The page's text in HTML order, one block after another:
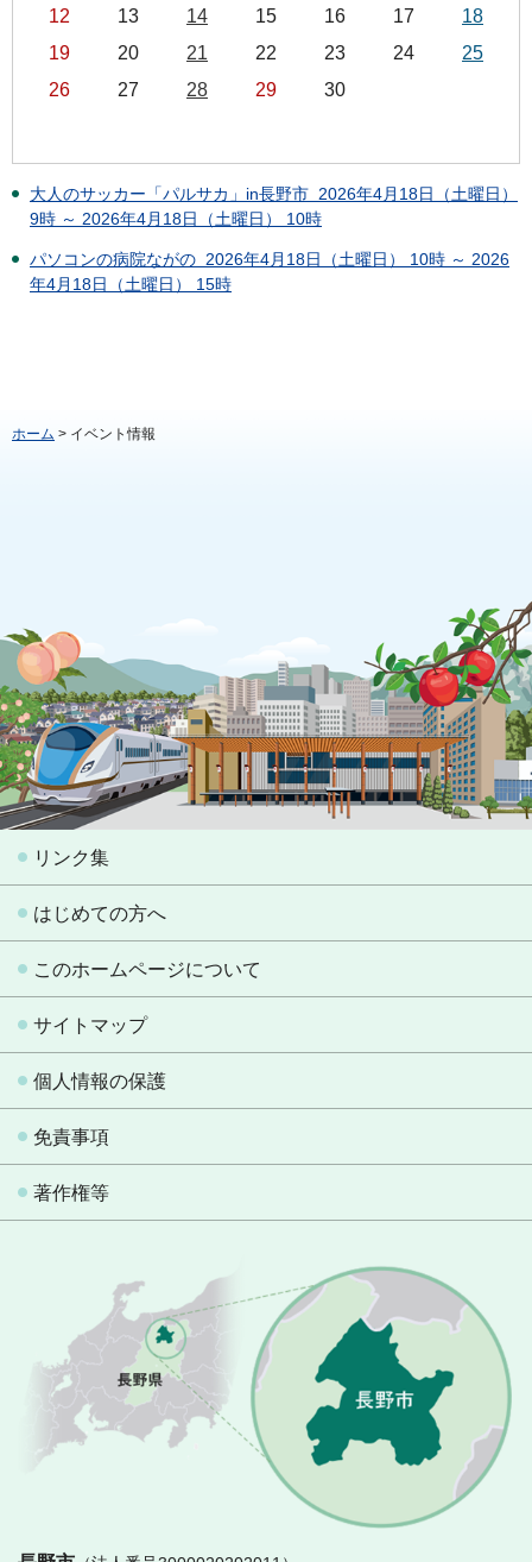
12
13 14 15 16 17
18
19
20 21 22 23 24
25
26
27 28 29 30
大人のサッカー「パルサカ」in長野市 2026年4月18日（土曜日）
9時 ～ 2026年4月18日（土曜日） 10時
パソコンの病院ながの 2026年4月18日（土曜日） 10時 ～ 2026
年4月18日（土曜日） 15時
ホーム > イベント情報
リンク集
はじめての方へ
このホームページについて
サイトマップ
個人情報の保護
免責事項
著作権等